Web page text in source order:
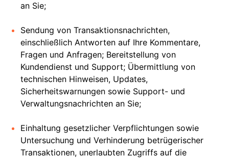
an Sie;
Sendung von Transaktionsnachrichten,
einschließlich Antworten auf Ihre Kommentare,
Fragen und Anfragen; Bereitstellung von
Kundendienst und Support; Übermittlung von
technischen Hinweisen, Updates,
Sicherheitswarnungen sowie Support- und
Verwaltungsnachrichten an Sie;
Einhaltung gesetzlicher Verpflichtungen sowie
Untersuchung und Verhinderung betrügerischer
Transaktionen, unerlaubten Zugriffs auf die